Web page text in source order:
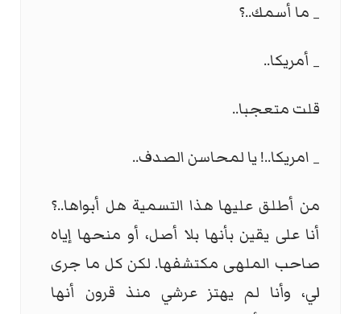
_ ما أسمك..؟
_ أمريكا..
قلت متعجبا..
_ امريكا..! يا لمحاسن الصدف..
من أطلق عليها هذا التسمية هل أبواها..؟
أنا على يقين بأنها بلا أصل، أو منحها إياه
صاحب الملهى مكتشفها. لكن كل ما جرى
لي، وأنا لم يهتز عرشي منذ قرون أنها